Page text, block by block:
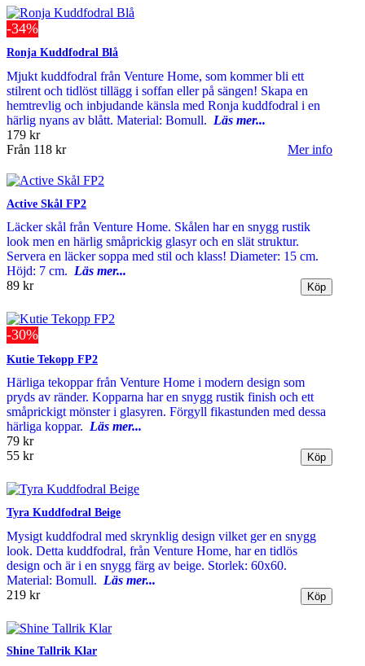
-34%
Ronja Kuddfodral Blå
Mjukt kuddfodral från Venture Home, som kommer bli ett
stilrent och tidlöst tillägg i soffan eller på sängen! Skapa en
hemtrevlig och inbjudande känsla med Ronja kuddfodral i en
härlig nyans av blått. Material: Bomull. Läs mer...
179 kr
Från 118 kr Mer info
Active Skål FP2
Läcker skål från Venture Home. Skålen har en snygg rustik
look men en härlig småprickig glasyr och en slät struktur.
Servera en läcker soppa med stil och klass! Diameter: 15 cm.
Höjd: 7 cm. Läs mer...
89 kr
-30%
Kutie Tekopp FP2
Härliga tekoppar från Venture Home i modern design som
pryds av ränder. Kopparna har en snygg rustik finish och ett
småprickigt mönster i glasyren. Förgyll fikastunden med dessa
härliga koppar. Läs mer...
79 kr
55 kr
Tyra Kuddfodral Beige
Mysigt kuddfodral med skrynklig design vilket ger en snygg
look. Detta kuddfodral, från Venture Home, har en tidlös
design och är i en snygg färg av beige. Storlek: 60x60.
Material: Bomull. Läs mer...
219 kr
Shine Tallrik Klar